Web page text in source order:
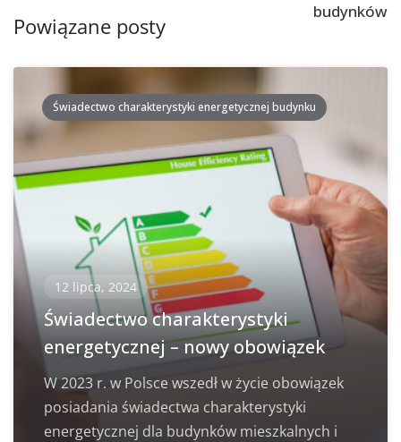
budynków
Powiązane posty
Świadectwo charakterystyki energetycznej budynku
12 lipca, 2024
Świadectwo charakterystyki
energetycznej – nowy obowiązek
W 2023 r. w Polsce wszedł w życie obowiązek
posiadania świadectwa charakterystyki
energetycznej dla budynków mieszkalnych i